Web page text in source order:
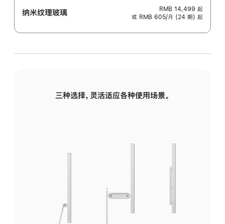
纳米纹理玻璃 RMB 14,499 起
或 RMB 605/月 (24 期) 起
三种选择，灵活适应各种使用场景。